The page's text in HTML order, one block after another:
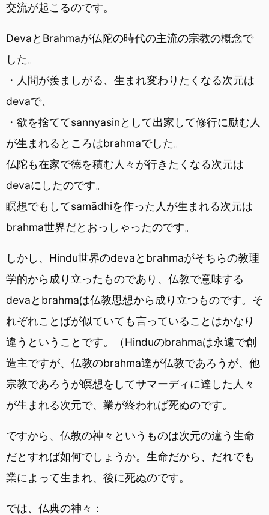
交流が起こるのです。
DevaとBrahmaが仏陀の時代の主流の宗教の概念で
した。
・人間が羨ましがる、生まれ変わりたくなる次元は
devaで、
・欲を捨ててsannyasinとして出家して修行に励む人
が生まれるところはbrahmaでした。
仏陀も在家で徳を積む人々が行きたくなる次元は
devaにしたのです。
瞑想でもしてsamādhiを作った人が生まれる次元は
brahma世界だとおっしゃったのです。
しかし、Hindu世界のdevaとbrahmaがそちらの教理
学的から成り立ったものであり、仏教で意味する
devaとbrahmaは仏教思想から成り立つものです。そ
れぞれことばが似ていても言っていることはかなり
違うということです。（Hinduのbrahmaは永遠で創
造主ですが、仏教のbrahma達が仏教であろうが、他
宗教であろうが瞑想をしてサマーディに達した人々
が生まれる次元で、業が終われば死ぬのです。
ですから、仏教の神々というものは次元の違う生命
だとすれば如何でしょうか。生命だから、だれでも
業によって生まれ、後に死ぬのです。
では、仏典の神々：